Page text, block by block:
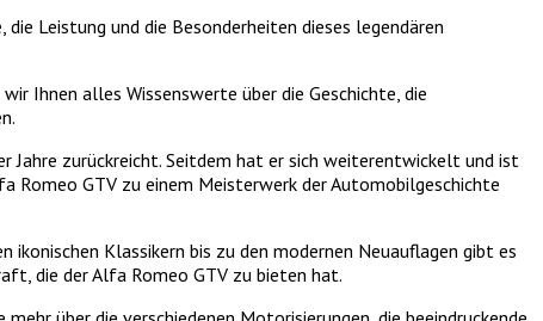
Leistung und die Besonderheiten dieses legendären
Ihnen alles Wissenswerte über die Geschichte, die
Jahre zurückreicht. Seitdem hat er sich weiterentwickelt und ist
Romeo GTV zu einem Meisterwerk der Automobilgeschichte
Klassikern bis zu den modernen Neuauflagen gibt es
die der Alfa Romeo GTV zu bieten hat.